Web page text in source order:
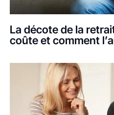
La décote de la
coûte et comment